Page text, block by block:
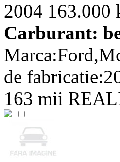
2004 163.000
Carburant:
de
163 mii